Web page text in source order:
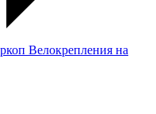
Велокрепления на